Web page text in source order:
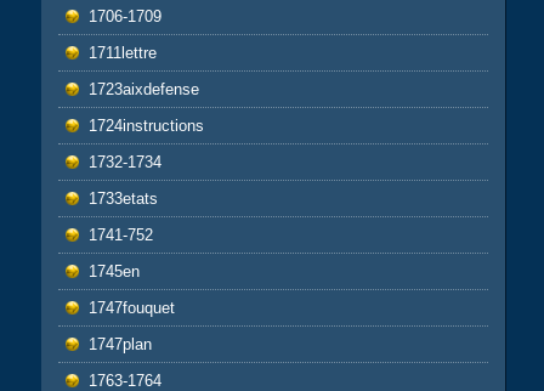
1706-1709
1711lettre
1723aixdefense
1724instructions
1732-1734
1733etats
1741-752
1745en
1747fouquet
1747plan
1763-1764